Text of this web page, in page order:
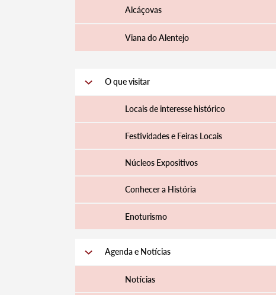
Alcáçovas
Viana do Alentejo
O que visitar
Locais de interesse histórico
Festividades e Feiras Locais
Núcleos Expositivos
Conhecer a História
Enoturismo
Agenda e Notícias
Notícias